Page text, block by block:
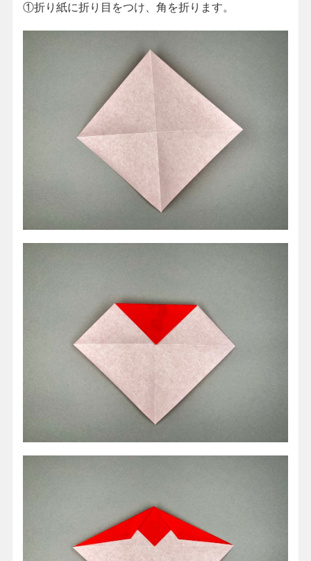
①折り紙に折り目をつけ、角を折ります。